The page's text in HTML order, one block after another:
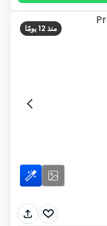
منذ 12 يومًا